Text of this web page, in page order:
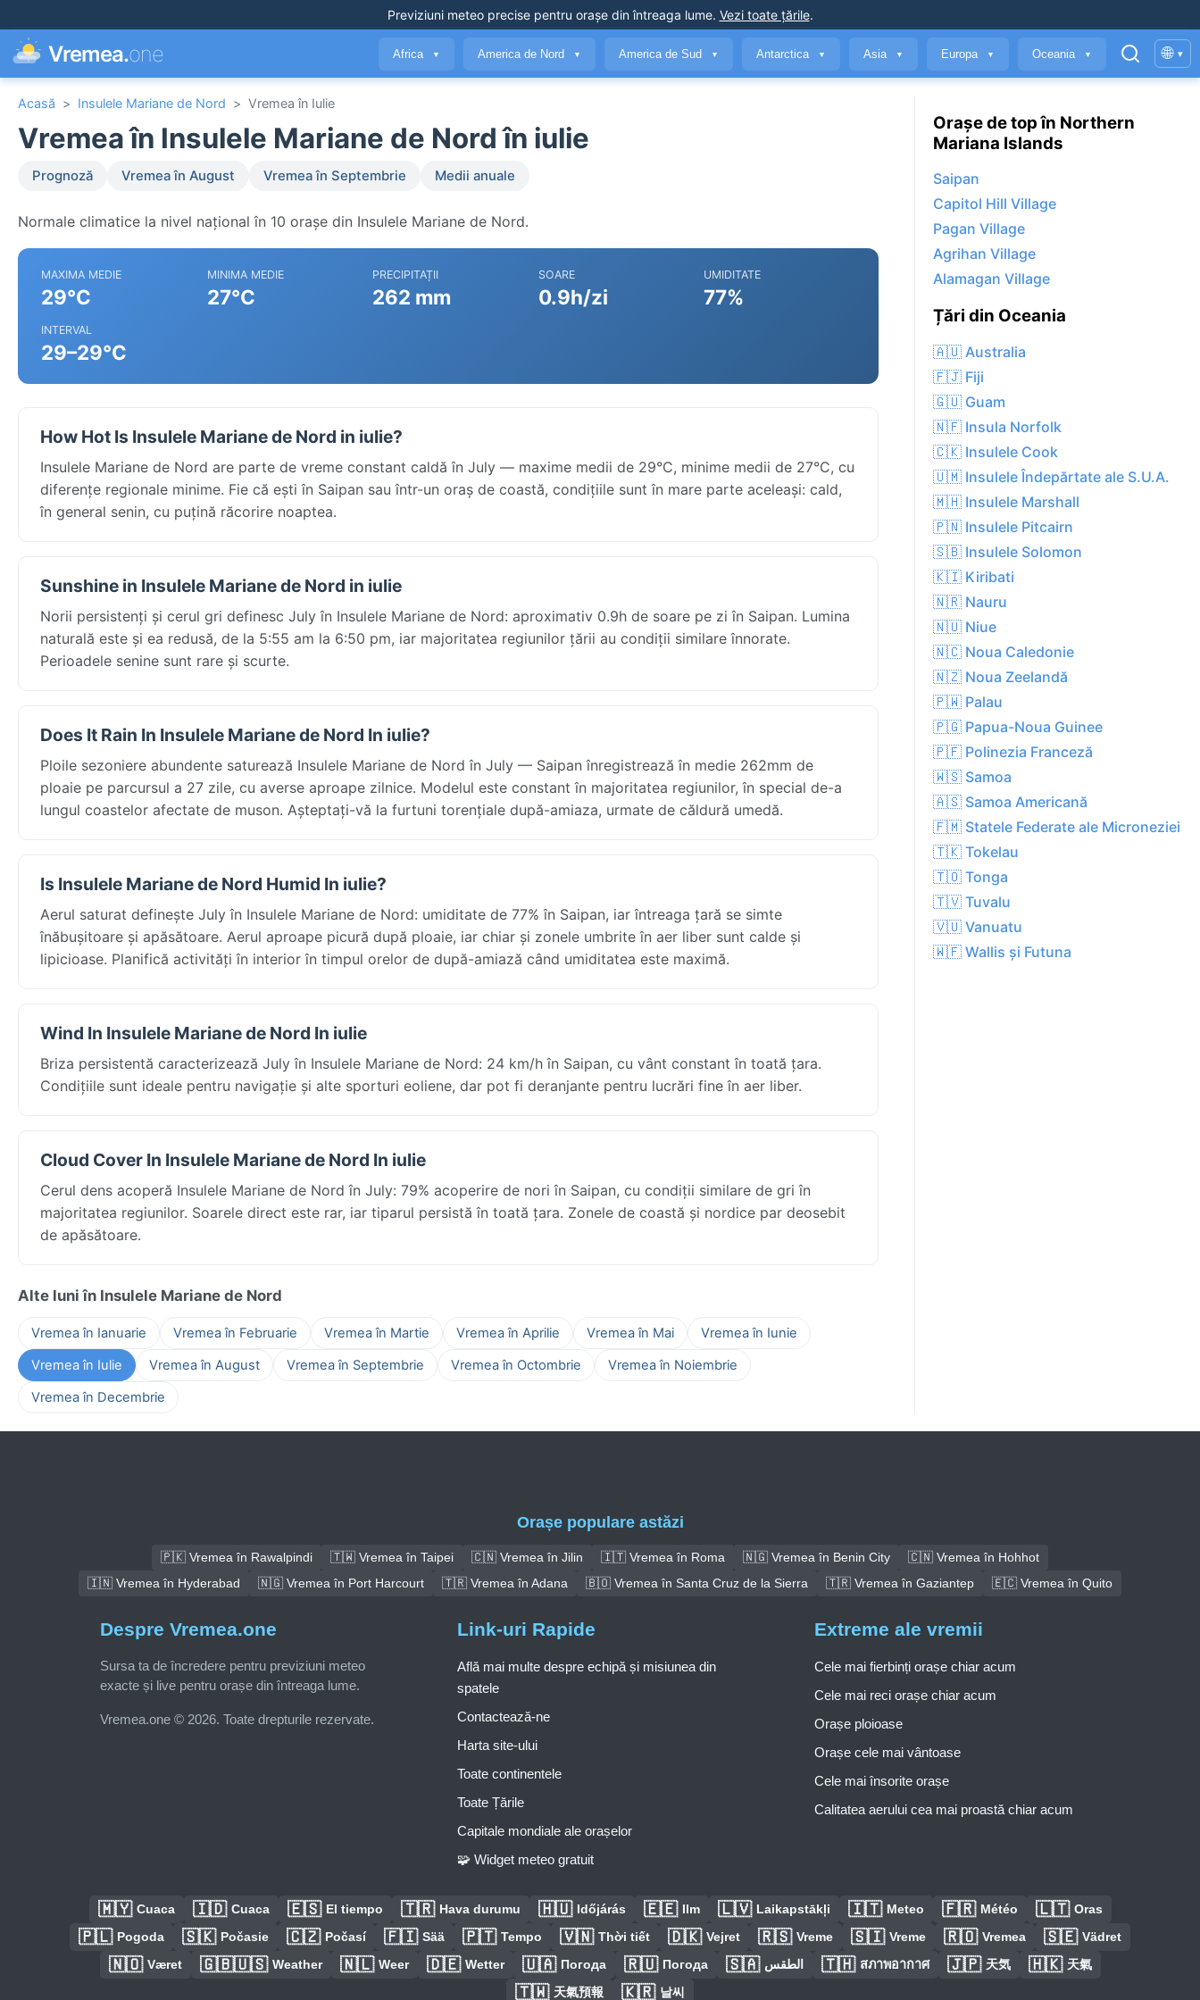
Previziuni meteo precisepentru orașe din întreaga lume. Vezi toate țările.
Vremea.one Africa ▼ America de Nord ▼ America de Sud ▼ Antarctica ▼ Asia ▼ Europa ▼ Oceania ▼ 🌐 ▾
Acasă > Insulele Mariane de Nord > Vremea în Iulie
Vremea în Insulele Mariane de Nord în iulie
Prognoză Vremea în August Vremea în Septembrie Medii anuale
Normale climatice la nivel național în 10 orașe din Insulele Mariane de Nord.
MAXIMA MEDIE
29°C
MINIMA MEDIE
27°C
PRECIPITAȚII
262 mm
SOARE
0.9h/zi
UMIDITATE
77%
INTERVAL
29–29°C
How Hot Is Insulele Mariane de Nord in iulie?
Insulele Mariane de Nord are parte de vreme constant caldă în July — maxime medii de 29°C, minime medii de 27°C, cu
diferențe regionale minime. Fie că ești în Saipan sau într-un oraș de coastă, condițiile sunt în mare parte aceleași: cald,
în general senin, cu puțină răcorire noaptea.
Sunshine in Insulele Mariane de Nord in iulie
Norii persistenți și cerul gri definesc July în Insulele Mariane de Nord: aproximativ 0.9h de soare pe zi în Saipan. Lumina
naturală este și ea redusă, de la 5:55 am la 6:50 pm, iar majoritatea regiunilor țării au condiții similare înnorate.
Perioadele senine sunt rare și scurte.
Does It Rain In Insulele Mariane de Nord In iulie?
Ploile sezoniere abundente saturează Insulele Mariane de Nord în July — Saipan înregistrează în medie 262mm de
ploaie pe parcursul a 27 zile, cu averse aproape zilnice. Modelul este constant în majoritatea regiunilor, în special de-a
lungul coastelor afectate de muson. Așteptați-vă la furtuni torențiale după-amiaza, urmate de căldură umedă.
Is Insulele Mariane de Nord Humid In iulie?
Aerul saturat definește July în Insulele Mariane de Nord: umiditate de 77% în Saipan, iar întreaga țară se simte
înăbușitoare și apăsătoare. Aerul aproape picură după ploaie, iar chiar și zonele umbrite în aer liber sunt calde și
lipicioase. Planifică activități în interior în timpul orelor de după-amiază când umiditatea este maximă.
Wind In Insulele Mariane de Nord In iulie
Briza persistentă caracterizează July în Insulele Mariane de Nord: 24 km/h în Saipan, cu vânt constant în toată țara.
Condițiile sunt ideale pentru navigație și alte sporturi eoliene, dar pot fi deranjante pentru lucrări fine în aer liber.
Cloud Cover In Insulele Mariane de Nord In iulie
Cerul dens acoperă Insulele Mariane de Nord în July: 79% acoperire de nori în Saipan, cu condiții similare de gri în
majoritatea regiunilor. Soarele direct este rar, iar tiparul persistă în toată țara. Zonele de coastă și nordice par deosebit
de apăsătoare.
Alte luni în Insulele Mariane de Nord
Vremea în Ianuarie Vremea în Februarie Vremea în Martie Vremea în Aprilie Vremea în Mai
Vremea în Iunie
Vremea în Iulie
Vremea în August Vremea în Septembrie Vremea în Octombrie
Vremea în Noiembrie
Vremea în Decembrie
Orașe de top în Northern
Mariana Islands
Saipan
Capitol Hill Village
Pagan Village
Agrihan Village
Alamagan Village
Țări din Oceania
🇦🇺 Australia
🇫🇯 Fiji
🇬🇺 Guam
🇳🇫 Insula Norfolk
🇨🇰 Insulele Cook
🇺🇲 Insulele Îndepărtate ale S.U.A.
🇲🇭 Insulele Marshall
🇵🇳 Insulele Pitcairn
🇸🇧 Insulele Solomon
🇰🇮 Kiribati
🇳🇷 Nauru
🇳🇺 Niue
🇳🇨 Noua Caledonie
🇳🇿 Noua Zeelandă
🇵🇼 Palau
🇵🇬 Papua-Noua Guinee
🇵🇫 Polinezia Franceză
🇼🇸 Samoa
🇦🇸 Samoa Americană
🇫🇲 Statele Federate ale Microneziei
🇹🇰 Tokelau
🇹🇴 Tonga
🇹🇻 Tuvalu
🇻🇺 Vanuatu
🇼🇫 Wallis și Futuna
Orașe populare astăzi
🇵🇰 Vremea în Rawalpindi 🇹🇼 Vremea în Taipei 🇨🇳 Vremea în Jilin 🇮🇹 Vremea în Roma 🇳🇬 Vremea în Benin City
🇨🇳 Vremea în Hohhot
🇮🇳 Vremea în Hyderabad
🇳🇬 Vremea în Port Harcourt 🇹🇷 Vremea în Adana 🇧🇴 Vremea în Santa Cruz de la Sierra 🇹🇷 Vremea în Gaziantep 🇪🇨 Vremea în Quito
Despre Vremea.one
Sursa ta de încredere pentru previziuni meteo
exacte și live pentru orașe din întreaga lume.
Vremea.one © 2026. Toate drepturile rezervate.
Link-uri Rapide
Află mai multe despre echipă și misiunea din
spatele
Contactează-ne
Harta site-ului
Toate continentele
Toate Țările
Capitale mondiale ale orașelor
🧩 Widget meteo gratuit
Extreme ale vremii
Cele mai fierbinți orașe chiar acum
Cele mai reci orașe chiar acum
Orașe ploioase
Orașe cele mai vântoase
Cele mai însorite orașe
Calitatea aerului cea mai proastă chiar acum
🇲🇾 Cuaca 🇮🇩 Cuaca 🇪🇸 El tiempo 🇹🇷 Hava durumu 🇭🇺 Időjárás 🇪🇪 Ilm 🇱🇻 Laikapstākļi 🇮🇹 Meteo 🇫🇷 Météo 🇱🇹 Oras
🇵🇱 Pogoda 🇸🇰 Počasie 🇨🇿 Počasí 🇫🇮 Sää 🇵🇹 Tempo 🇻🇳 Thời tiết 🇩🇰 Vejret 🇷🇸 Vreme 🇸🇮 Vreme 🇷🇴 Vremea 🇸🇪 Vädret
🇳🇴 Været 🇬🇧🇺🇸 Weather 🇳🇱 Weer 🇩🇪 Wetter 🇺🇦 Погода 🇷🇺 Погода 🇸🇦 الطقس 🇹🇭 สภาพอากาศ 🇯🇵 天気 🇭🇰 天氣
🇹🇼 天氣預報 🇰🇷 날씨